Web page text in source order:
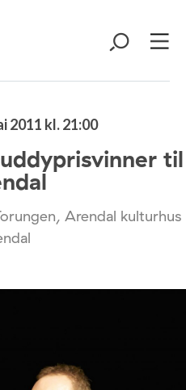
2011 kl. 21:00
til
Arendal kulturhus